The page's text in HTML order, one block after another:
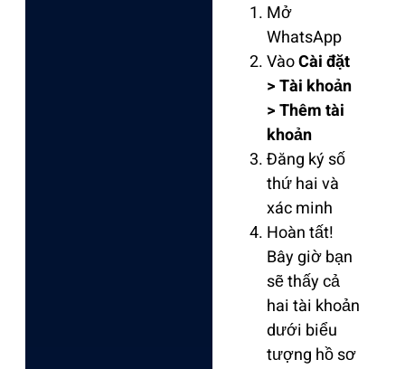
Mở
WhatsApp
VàoCài đặt
> Tài khoản
> Thêm tài
khoản
Đăng ký số
thứ hai và
xác minh
Hoàn tất!
Bây giờ bạn
sẽ thấy cả
hai tài khoản
dưới biểu
tượng hồ sơ